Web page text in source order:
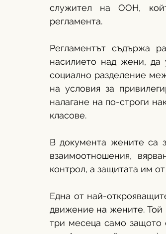
служител на ООН,
регламента.
Регламентът съдържа
насилието над жени, да
социално разделение
на условия за
налагане на по-строги
класове.
В документа жените са
взаимоотношения,
контрол, а защитата им
Една от най-
движение на жените. Той
три месеца само защото